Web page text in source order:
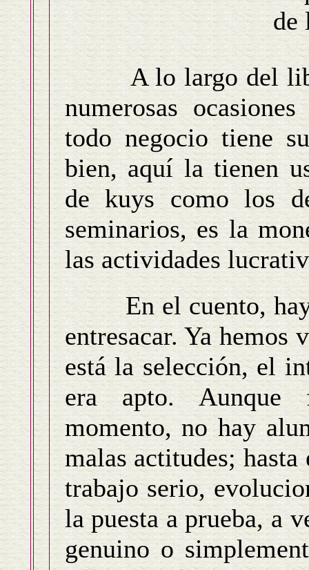
de
A lo largo del libro
numerosas
todo negocio tiene
bien, aquí la tienen
de kuys como los
seminarios, es la
las actividades
En el cuento, hay
entresacar. Ya
está la selección, el
era apto. Aunque
momento, no hay
malas actitudes;
trabajo serio,
la puesta a prueba, a
genuino o